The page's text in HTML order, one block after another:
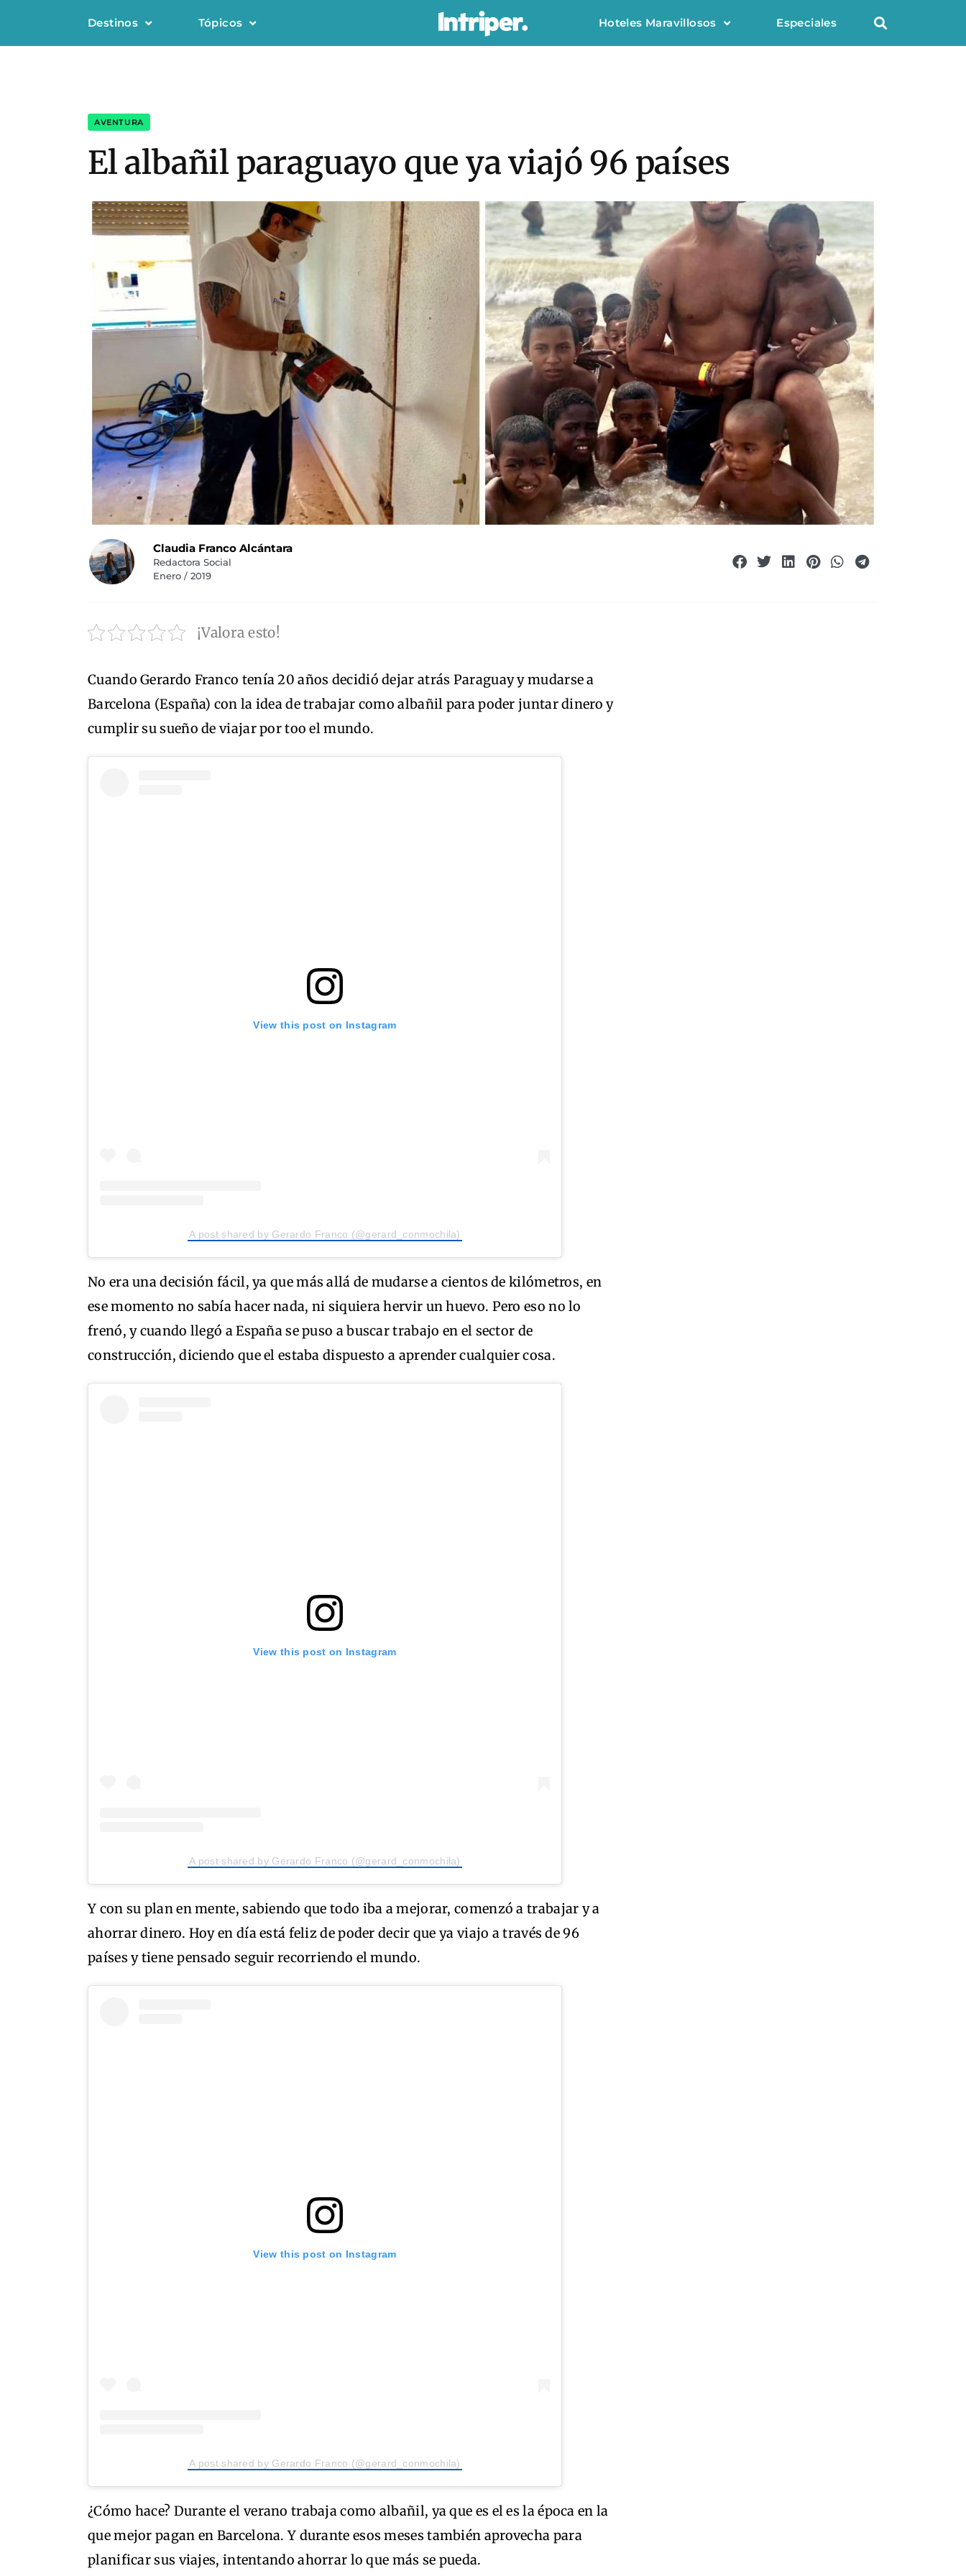
Destinos Tópicos Hoteles Maravillosos Especiales
AVENTURA
El albañil paraguayo que ya viajó 96 países
Claudia Franco Alcántara
Redactora Social
Enero / 2019
¡Valora esto!
Cuando Gerardo Franco tenía 20 años decidió dejar atrás Paraguay y mudarse a
Barcelona (España) con la idea de trabajar como albañil para poder juntar dinero y
cumplir su sueño de viajar por too el mundo.
View this post on Instagram
A post shared by Gerardo Franco (@gerard_conmochila)
No era una decisión fácil, ya que más allá de mudarse a cientos de kilómetros, en
ese momento no sabía hacer nada, ni siquiera hervir un huevo. Pero eso no lo
frenó, y cuando llegó a España se puso a buscar trabajo en el sector de
construcción, diciendo que el estaba dispuesto a aprender cualquier cosa.
View this post on Instagram
A post shared by Gerardo Franco (@gerard_conmochila)
Y con su plan en mente, sabiendo que todo iba a mejorar, comenzó a trabajar y a
ahorrar dinero. Hoy en día está feliz de poder decir que ya viajo a través de 96
países y tiene pensado seguir recorriendo el mundo.
View this post on Instagram
A post shared by Gerardo Franco (@gerard_conmochila)
¿Cómo hace? Durante el verano trabaja como albañil, ya que es el es la época en la
que mejor pagan en Barcelona. Y durante esos meses también aprovecha para
planificar sus viajes, intentando ahorrar lo que más se pueda.